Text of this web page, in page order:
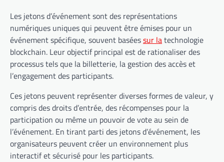
Les jetons d’événement sont des représentations
numériques uniques qui peuvent être émises pour un
événement spécifique, souvent baséessur latechnologie
blockchain. Leur objectif principal est de rationaliser des
processus tels que la billetterie, la gestion des accès et
l’engagement des participants.
Ces jetons peuvent représenter diverses formes de valeur, y
compris des droits d’entrée, des récompenses pour la
participation ou même un pouvoir de vote au sein de
l’événement. En tirant parti des jetons d’événement, les
organisateurs peuvent créer un environnement plus
interactif et sécurisé pour les participants.